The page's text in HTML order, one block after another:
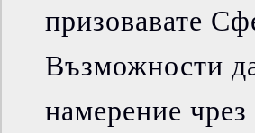
призовавате
Възможности
намерение